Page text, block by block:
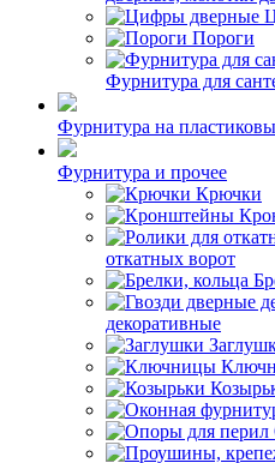
Пороги
Фурнитура для
Фурнитура на
Фурнитура и прочее
Крючки
откатных ворот
декоративные